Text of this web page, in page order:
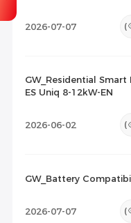
2026-07-07 (
GW_Residential
ES Uniq 8-12kW-EN
2026-06-02 (
GW_Battery
2026-07-07 (